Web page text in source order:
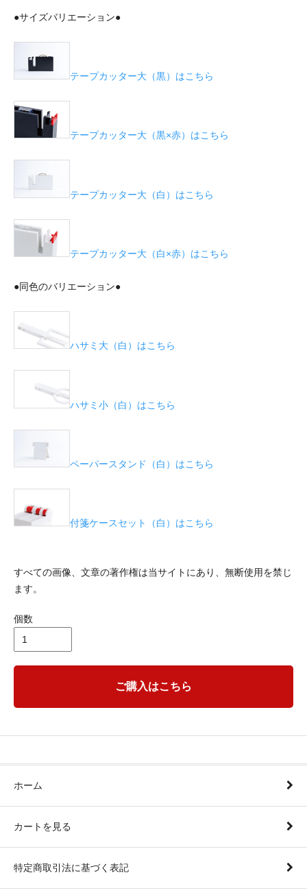
●サイズバリエーション●
テープカッター大（黒）はこちら
テープカッター大（黒×赤）はこちら
テープカッター大（白）はこちら
テープカッター大（白×赤）はこちら
●同色のバリエーション●
ハサミ大（白）はこちら
ハサミ小（白）はこちら
ペーパースタンド（白）はこちら
付箋ケースセット（白）はこちら
すべての画像、文章の著作権は当サイトにあり、無断使用を禁じ
ます。
個数
ご購入はこちら
ホーム
カートを見る
特定商取引法に基づく表記